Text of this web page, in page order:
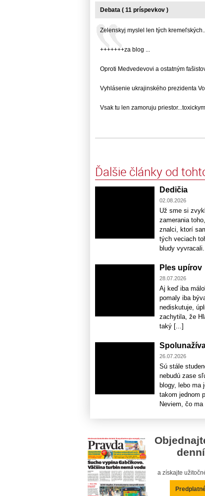
Debata ( 11 príspevkov )
Zelenskyj myslel len tých kremeľských...
+++++++za blog ...
Oproti Medvedevovi a ostatným fašistov
Vyhlásenie ukrajinského prezidenta
Vsak tu len zamoruju
Ďalšie články od
Dedičia
02.08.2026
Už sme si
zamerania
znalci, ktorí
tých veciach
bludy
Ples upírov
28.07.2026
Aj keď iba
pomaly iba
nediskutuje,
zachytila, že
taký [...]
26.07.2026
Sú stále
nebudú zase
blogy, lebo ma
takom jednom
Neviem, čo
a získajte